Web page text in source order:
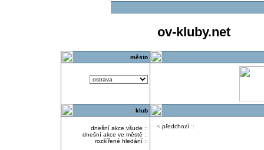
ov-kluby.net
město
klub
dnešní akce všude ::
dnešní akce ve městě ::
rozšířené hledání::
< předchozí::